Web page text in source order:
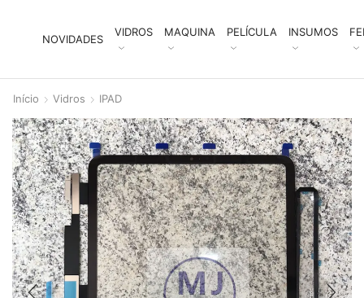
NOVIDADES
VIDROS MAQUINA PELÍCULA INSUMOS
Início Vidros IPAD